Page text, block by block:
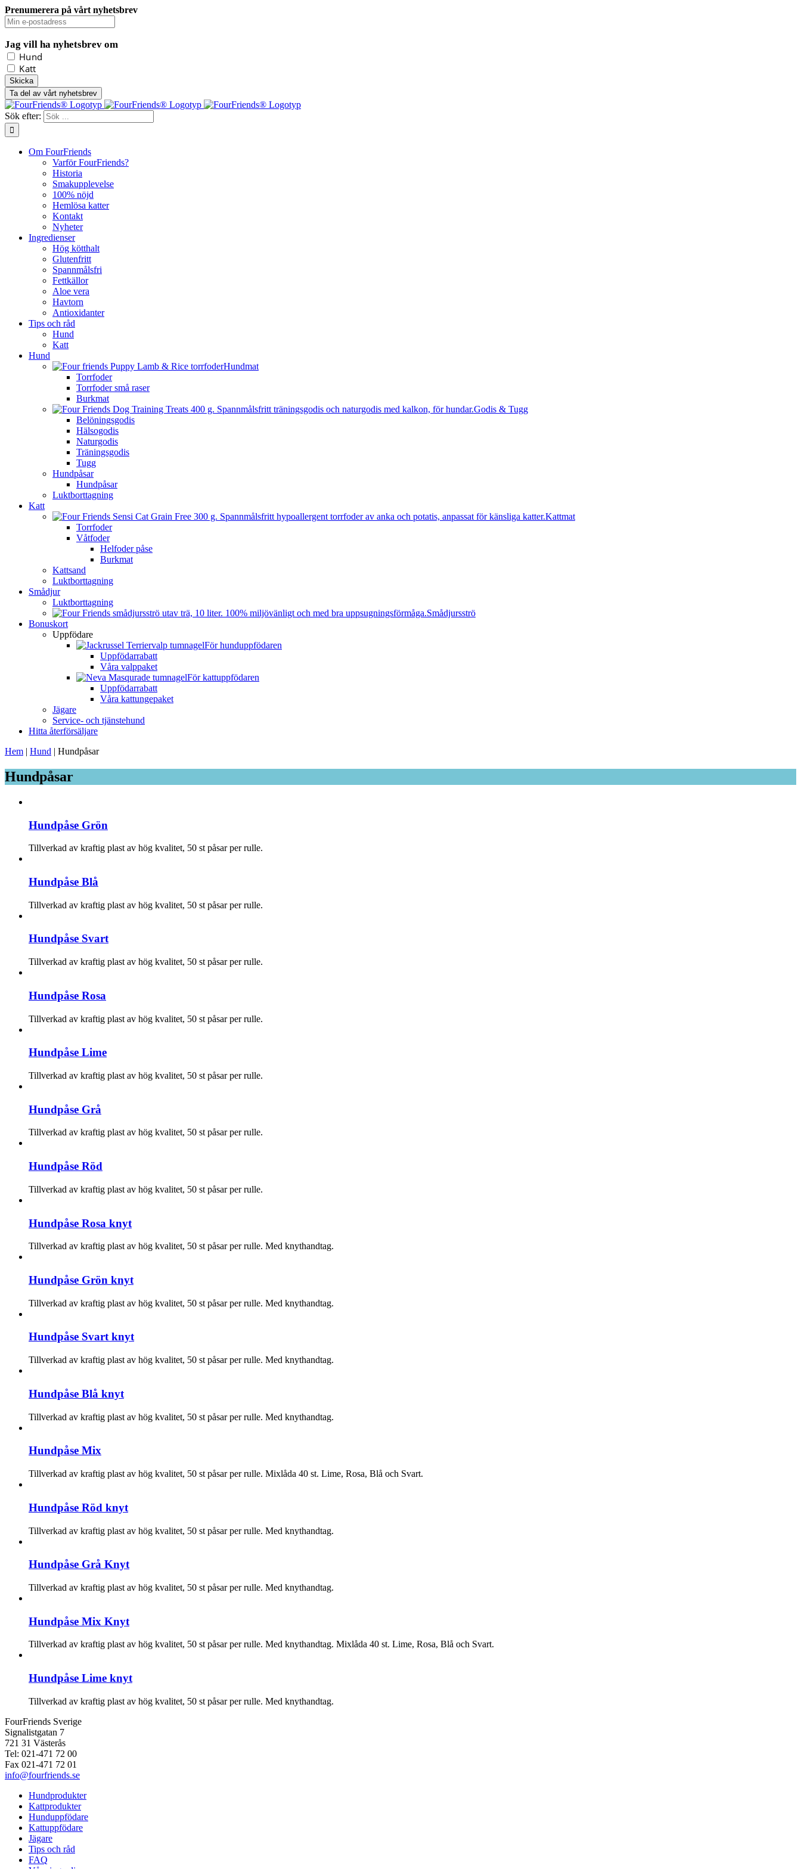
Prenumerera på vårt nyhetsbrev
Jag vill ha nyhetsbrev om
Hund
Katt
Ta del av vårt nyhetsbrev
Sök efter:
Om FourFriends
Varför FourFriends?
Historia
Smakupplevelse
100% nöjd
Hemlösa katter
Kontakt
Nyheter
Ingredienser
Hög kötthalt
Glutenfritt
Spannmålsfri
Fettkällor
Aloe vera
Havtorn
Antioxidanter
Tips och råd
Hund
Katt
Hund
Hundmat
Torrfoder
Torrfoder små raser
Burkmat
Godis & Tugg
Belöningsgodis
Hälsogodis
Naturgodis
Träningsgodis
Tugg
Hundpåsar
Hundpåsar
Luktborttagning
Katt
Kattmat
Torrfoder
Våtfoder
Helfoder påse
Burkmat
Kattsand
Luktborttagning
Smådjur
Luktborttagning
Smådjursströ
Bonuskort
Uppfödare
För hunduppfödaren
Uppfödarrabatt
Våra valppaket
För kattuppfödaren
Uppfödarrabatt
Våra kattungepaket
Jägare
Service- och tjänstehund
Hitta återförsäljare
Hem | Hund | Hundpåsar
Hundpåsar
Hundpåse Grön
Tillverkad av kraftig plast av hög kvalitet, 50 st påsar per rulle.
Hundpåse Blå
Tillverkad av kraftig plast av hög kvalitet, 50 st påsar per rulle.
Hundpåse Svart
Tillverkad av kraftig plast av hög kvalitet, 50 st påsar per rulle.
Hundpåse Rosa
Tillverkad av kraftig plast av hög kvalitet, 50 st påsar per rulle.
Hundpåse Lime
Tillverkad av kraftig plast av hög kvalitet, 50 st påsar per rulle.
Hundpåse Grå
Tillverkad av kraftig plast av hög kvalitet, 50 st påsar per rulle.
Hundpåse Röd
Tillverkad av kraftig plast av hög kvalitet, 50 st påsar per rulle.
Hundpåse Rosa knyt
Tillverkad av kraftig plast av hög kvalitet, 50 st påsar per rulle. Med knythandtag.
Hundpåse Grön knyt
Tillverkad av kraftig plast av hög kvalitet, 50 st påsar per rulle. Med knythandtag.
Hundpåse Svart knyt
Tillverkad av kraftig plast av hög kvalitet, 50 st påsar per rulle. Med knythandtag.
Hundpåse Blå knyt
Tillverkad av kraftig plast av hög kvalitet, 50 st påsar per rulle. Med knythandtag.
Hundpåse Mix
Tillverkad av kraftig plast av hög kvalitet, 50 st påsar per rulle. Mixlåda 40 st. Lime, Rosa, Blå och Svart.
Hundpåse Röd knyt
Tillverkad av kraftig plast av hög kvalitet, 50 st påsar per rulle. Med knythandtag.
Hundpåse Grå Knyt
Tillverkad av kraftig plast av hög kvalitet, 50 st påsar per rulle. Med knythandtag.
Hundpåse Mix Knyt
Tillverkad av kraftig plast av hög kvalitet, 50 st påsar per rulle. Med knythandtag. Mixlåda 40 st. Lime, Rosa, Blå och Svart.
Hundpåse Lime knyt
Tillverkad av kraftig plast av hög kvalitet, 50 st påsar per rulle. Med knythandtag.
FourFriends Sverige
Signalistgatan 7
721 31 Västerås
Tel: 021-471 72 00
Fax 021-471 72 01
info@fourfriends.se
Hundprodukter
Kattprodukter
Hunduppfödare
Kattuppfödare
Jägare
Tips och råd
FAQ